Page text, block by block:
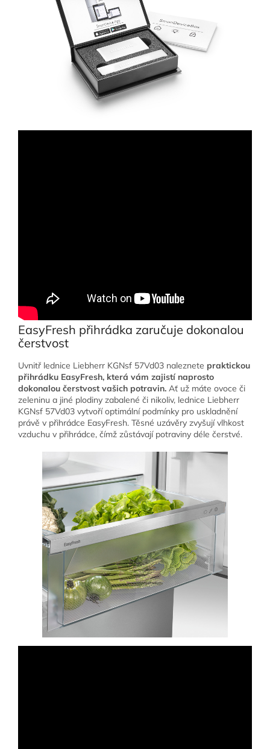
EasyFresh přihrádka zaručuje dokonalou
čerstvost
Uvnitř lednice Liebherr KGNsf 57Vd03 naleznete praktickou
přihrádku EasyFresh, která vám zajistí naprosto
dokonalou čerstvost vašich potravin. Ať už máte ovoce či
zeleninu a jiné plodiny zabalené či nikoliv, lednice Liebherr
KGNsf 57Vd03 vytvoří optimální podmínky pro uskladnění
právě v přihrádce EasyFresh. Těsné uzávěry zvyšují vlhkost
vzduchu v přihrádce, čímž zůstávají potraviny déle čerstvé.